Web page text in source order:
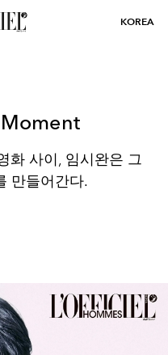
KOREA
화 사이, 임시완은 그
만들어간다.